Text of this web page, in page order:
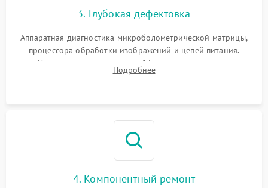
3. Глубокая дефектовка
Аппаратная диагностика микроболометрической матрицы,
процессора обработки изображений и цепей питания.
Проверка целостности шлейфов, модуля памяти и
интерфейсов связи. Выявление сгоревших SMD-компонентов
Подробнее
4. Компонентный ремонт